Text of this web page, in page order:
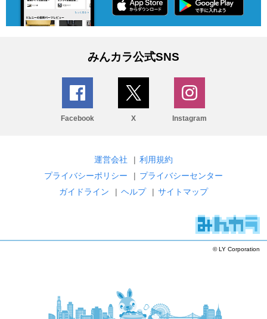
みんカラ公式SNS
Facebook X Instagram
運営会社 | 利用規約
プライバシーポリシー
| プライバシーセンター
ガイドライン
| ヘルプ | サイトマップ
© LY Corporation